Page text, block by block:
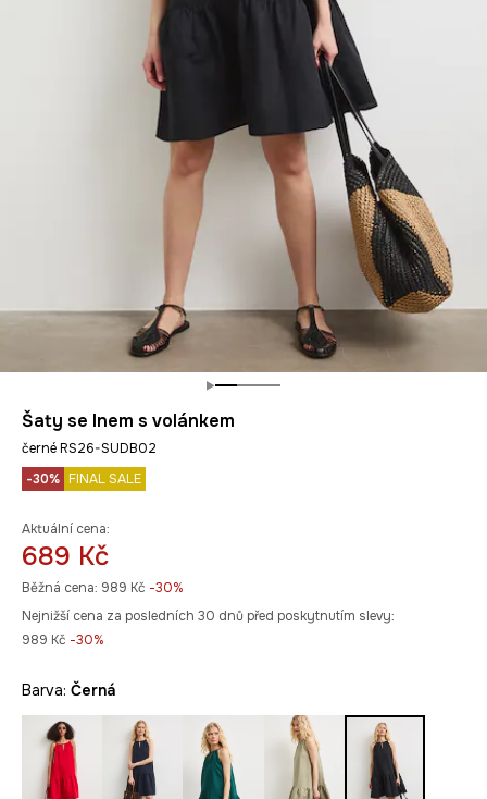
Šaty se lnem s volánkem
černé RS26-SUDB02
-30% FINAL SALE
Aktuální cena:
689 Kč
Běžná cena: 989 Kč -30%
Nejnižší cena za posledních 30 dnů před poskytnutím slevy:
989 Kč -30%
Barva: černá